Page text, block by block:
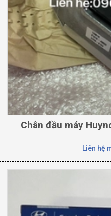
Chân đầu máy
Liên hệ